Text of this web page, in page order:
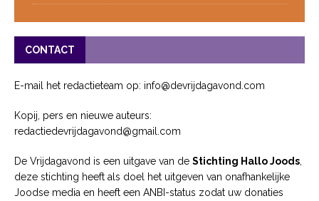
CONTACT
E-mail het redactieteam op: info@devrijdagavond.com
Kopij, pers en nieuwe auteurs:
redactiedevrijdagavond@gmail.com
De Vrijdagavond is een uitgave van de Stichting Hallo Joods
deze stichting heeft als doel het uitgeven van onafhankelijke
Joodse media en heeft een ANBI-status zodat uw donaties